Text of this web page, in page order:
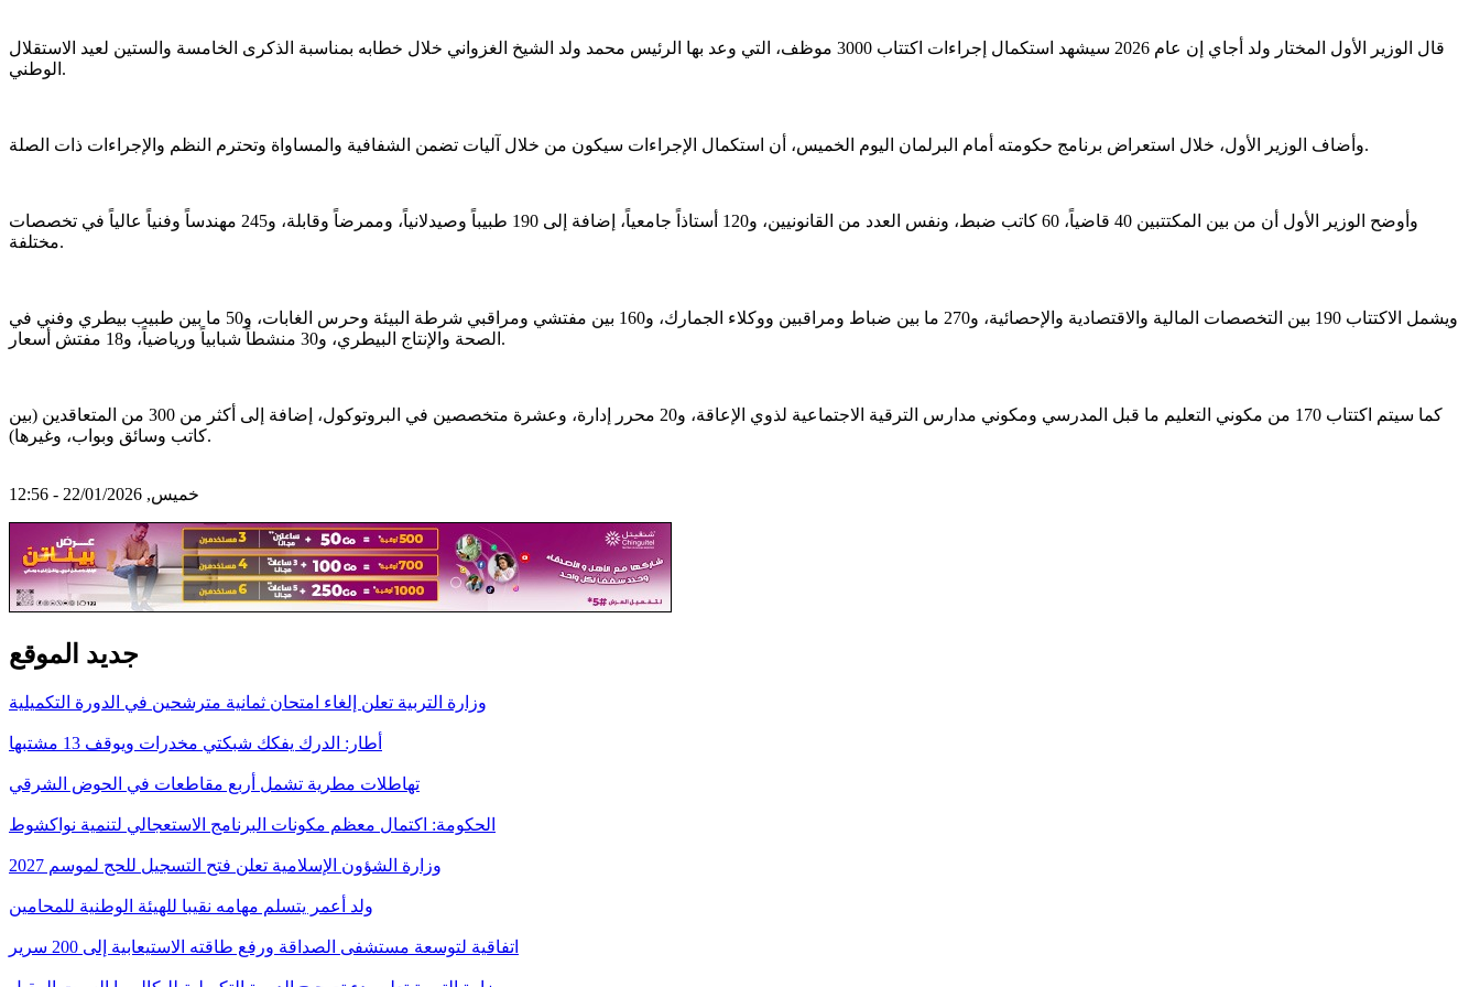
قال الوزير الأول المختار ولد أجاي إن عام 2026 سيشهد استكمال إجراءات اكتتاب 3000 موظف، التي وعد بها الرئيس محمد ولد الشيخ الغزواني خلال خطابه بمناسبة الذكرى الخامسة والستين لعيد الاستقلال
الوطني.
وأضاف الوزير الأول، خلال استعراض برنامج حكومته أمام البرلمان اليوم الخميس، أن استكمال الإجراءات سيكون من خلال آليات تضمن الشفافية والمساواة وتحترم النظم والإجراءات ذات الصلة.
وأوضح الوزير الأول أن من بين المكتتبين 40 قاضياً، 60 كاتب ضبط، ونفس العدد من القانونيين، و120 أستاذاً جامعياً، إضافة إلى 190 طبيباً وصيدلانياً، وممرضاً وقابلة، و245 مهندساً وفنياً عالياً في تخصصات
مختلفة.
ويشمل الاكتتاب 190 بين التخصصات المالية والاقتصادية والإحصائية، و270 ما بين ضباط ومراقبين ووكلاء الجمارك، و160 بين مفتشي ومراقبي شرطة البيئة وحرس الغابات، و50 ما بين طبيب بيطري وفني في
الصحة والإنتاج البيطري، و30 منشطاً شبابياً ورياضياً، و18 مفتش أسعار.
كما سيتم اكتتاب 170 من مكوني التعليم ما قبل المدرسي ومكوني مدارس الترقية الاجتماعية لذوي الإعاقة، و20 محرر إدارة، وعشرة متخصصين في البروتوكول، إضافة إلى أكثر من 300 من المتعاقدين (بين
كاتب وسائق وبواب، وغيرها).
خميس, 22/01/2026 - 12:56
جديد الموقع
وزارة التربية تعلن إلغاء امتحان ثمانية مترشحين في الدورة التكميلية
أطار: الدرك يفكك شبكتي مخدرات ويوقف 13 مشتبها
تهاطلات مطرية تشمل أربع مقاطعات في الحوض الشرقي
الحكومة: اكتمال معظم مكونات البرنامج الاستعجالي لتنمية نواكشوط
وزارة الشؤون الإسلامية تعلن فتح التسجيل للحج لموسم 2027
ولد أعمر يتسلم مهامه نقيبا للهيئة الوطنية للمحامين
اتفاقية لتوسعة مستشفى الصداقة ورفع طاقته الاستيعابية إلى 200 سرير